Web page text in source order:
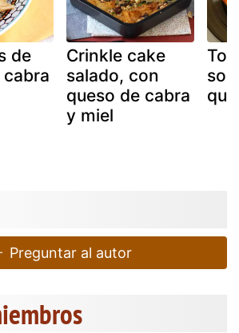
de
cabra
Crinkle cake
salado, con
queso de cabra
y miel
Preguntar al autor